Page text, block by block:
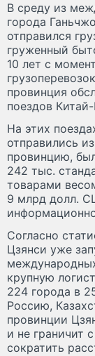
В среду из
города
отправился
груженный
10 лет с
провинция
поездов
На этих
отправились
провинцию,
242 тыс.
товарами
9 млрд долл.
Согласно
Цзянси уже
крупную
224 города в
Россию,
провинции
и не граничит
сократить